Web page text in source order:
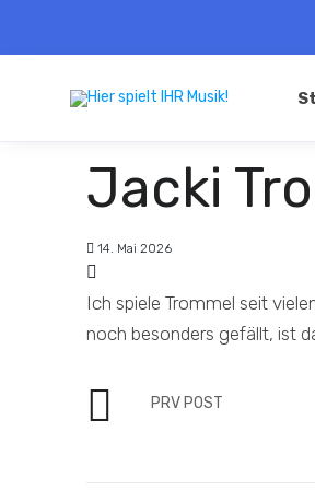
Jacki
14. Mai 2026
Ich spiele Trommel seit
noch besonders gefällt, ist
PRV POST